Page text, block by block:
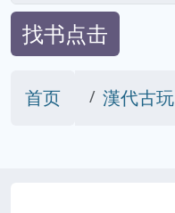
找书点击
首页 漢代古玩